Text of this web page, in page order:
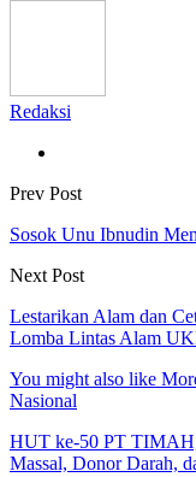
Redaksi
Prev Post
Sosok Unu Ibnudin
Next Post
Lestarikan Alam dan
Lomba Lintas Alam
You might also like
Nasional
HUT ke-50 PT
Massal, Donor Darah,